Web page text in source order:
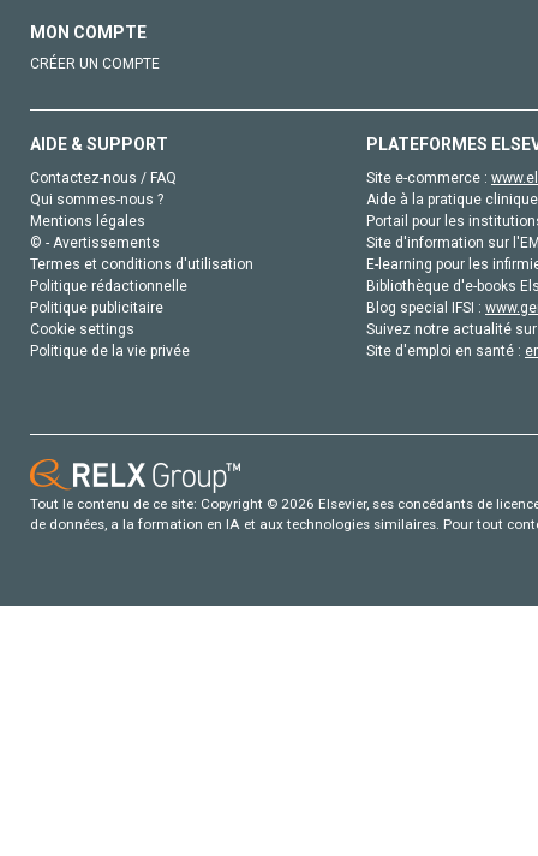
MON COMPTE
CRÉER UN COMPTE
AIDE & SUPPORT
Contactez-nous / FAQ
Qui sommes-nous ?
Mentions légales
© - Avertissements
Termes et conditions d'utilisation
Politique rédactionnelle
Politique publicitaire
Cookie settings
Politique de la vie privée
PLATEFORMES
Site e-commerce :
Aide à la pratique
Portail pour les
Site d'information sur
E-learning pour les
Bibliothèque d'e-books
Blog special IFSI :
Suivez notre actualité
Site d'emploi en santé :
Tout le contenu de ce site: Copyright © 2026 Elsevier, ses concédants de
de données, a la formation en IA et aux technologies similaires. Pour tout